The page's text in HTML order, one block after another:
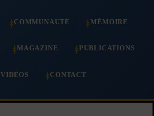
COMMUNAUTÉ MÉMOIRE
MAGAZINE PUBLICATIONS
VIDÉOS CONTACT